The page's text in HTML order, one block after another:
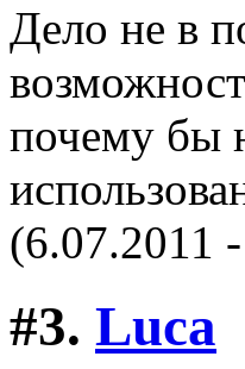
Дело не в
почему бы
(6.07.2011
#3. Luca